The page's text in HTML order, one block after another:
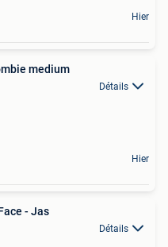
Hier
medium
Détails
Hier
- Jas
Détails